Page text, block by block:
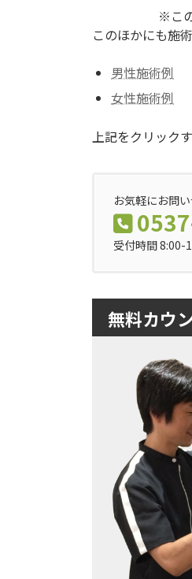
※こ
このほかにも施
男性施術例
女性施術例
上記をクリック
お気軽にお問
受付時間 8:00-
無料カウ